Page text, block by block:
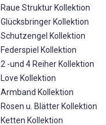
Raue Struktur Kollektion
Glücksbringer Kollektion
Schutzengel Kollektion
Federspiel Kollektion
2 -und 4 Reiher Kollektion
Love Kollektion
Armband Kollektion
Rosen u. Blätter Kollektion
Ketten Kollektion
Earrings
Fussketten
Good Luck Charm Collection
Guardian Angel Collection
Hoop Earrings
Kollektion
Lucky Charm Box
Month - Birthstone Collection
Ohrschmuck